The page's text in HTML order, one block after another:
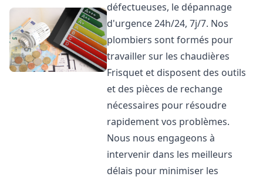
défectueuses, le dépannage
d'urgence 24h/24, 7j/7. Nos
plombiers sont formés pour
travailler sur les chaudières
Frisquet et disposent des outils
et des pièces de rechange
nécessaires pour résoudre
rapidement vos problèmes.
Nous nous engageons à
intervenir dans les meilleurs
délais pour minimiser les